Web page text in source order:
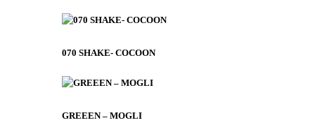
070 SHAKE- COCOON
GREEEN – MOGLI